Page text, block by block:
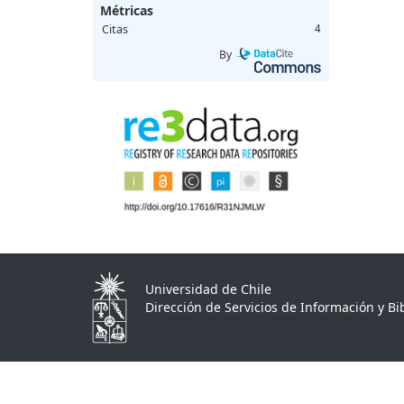
Métricas
Citas 4
By
Universidad de Chile
Dirección de Servicios de Información y